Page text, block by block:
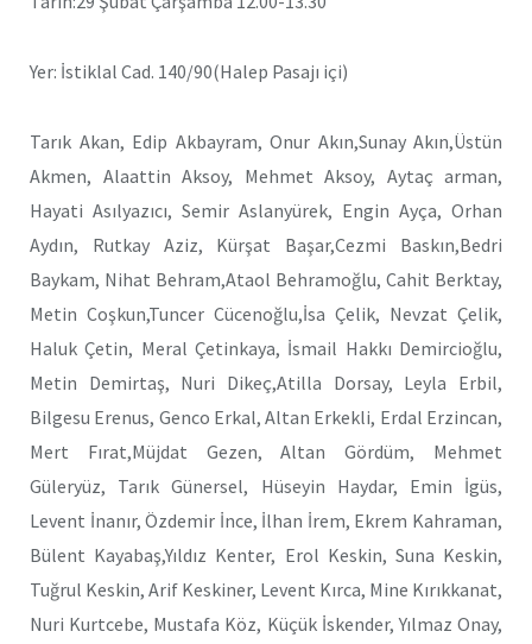
Yer: İstiklal Cad. 140/90(Halep Pasajı içi)
Tarık Akan, Edip Akbayram, Onur Akın,Sunay Akın,Üstün
Akmen, Alaattin Aksoy, Mehmet Aksoy, Aytaç arman,
Hayati Asılyazıcı, Semir Aslanyürek, Engin Ayça, Orhan
Aydın, Rutkay Aziz, Kürşat Başar,Cezmi Baskın,Bedri
Baykam, Nihat Behram,Ataol Behramoğlu, Cahit Berktay,
Metin Coşkun,Tuncer Cücenoğlu,İsa Çelik, Nevzat Çelik,
Haluk Çetin, Meral Çetinkaya, İsmail Hakkı Demircioğlu,
Metin Demirtaş, Nuri Dikeç,Atilla Dorsay, Leyla Erbil,
Bilgesu Erenus, Genco Erkal, Altan Erkekli, Erdal Erzincan,
Mert Fırat,Müjdat Gezen, Altan Gördüm, Mehmet
Güleryüz, Tarık Günersel, Hüseyin Haydar, Emin İgüs,
Levent İnanır, Özdemir İnce, İlhan İrem, Ekrem Kahraman,
Bülent Kayabaş,Yıldız Kenter, Erol Keskin, Suna Keskin,
Tuğrul Keskin, Arif Keskiner, Levent Kırca, Mine Kırıkkanat,
Nuri Kurtcebe, Mustafa Köz, Küçük İskender, Yılmaz Onay,